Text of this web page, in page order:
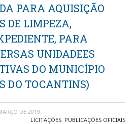
PARA AQUISIÇÃO
DE LIMPEZA,
PARA
UNIDADEES
DO MUNICÍPIO
DO TOCANTINS)
DE 2019
LICITAÇÕES, PUBLICAÇÕES OFICIAIS